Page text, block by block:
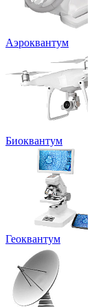
Аэроквантум
Биоквантум
Геоквантум